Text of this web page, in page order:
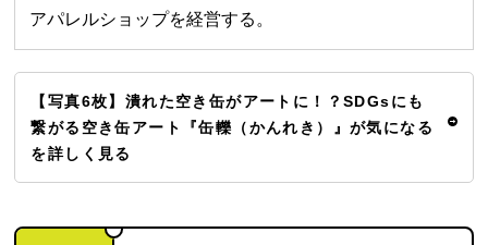
アパレルショップを経営する。
【写真6枚】潰れた空き缶がアートに！？SDGsにも
繋がる空き缶アート『缶轢（かんれき）』が気になる
を詳しく見る